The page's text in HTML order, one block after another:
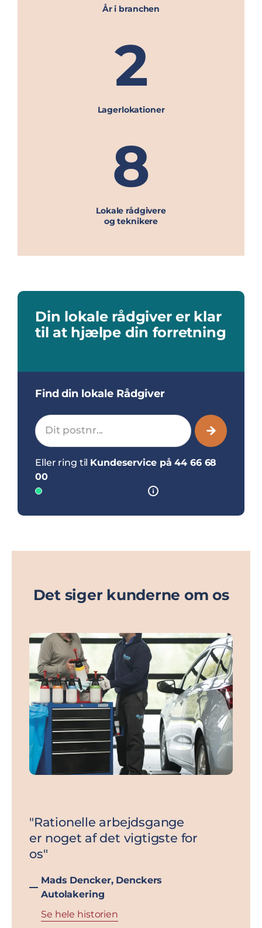
År i branchen
2
Lagerlokationer
8
Lokale rådgivere
og teknikere
Din lokale rådgiver er klar
til at hjælpe din forretning
Find din lokale Rådgiver
Dit postnr...
Eller ring til Kundeservice på 44 66 68
00
Det siger kunderne om os
"Rationelle arbejdsgange
er noget af det vigtigste for
os"
Mads Dencker, Denckers
Autolakering
Se hele historien